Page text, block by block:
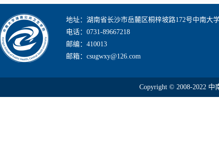
地址：湖南省长沙市岳麓区桐梓坡路172号中南大
电话：0731-89667218
邮编：410013
邮箱：csugwxy@126.com
Copyright © 2008-2022 中